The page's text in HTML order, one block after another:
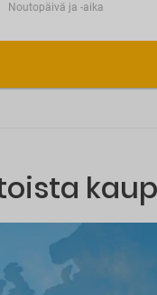
Noutopäivä ja -aika